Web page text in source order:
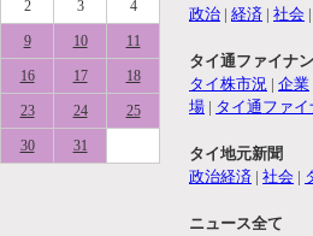
2 3 4
9 10 11
16 17 18
23 24 25
30 31
政治 | 経済 | 社会
タイ通ファイナ
タイ株市況 | 企業
場 | タイ通ファ
タイ地元新聞
政治経済 | 社会 |
ニュース全て